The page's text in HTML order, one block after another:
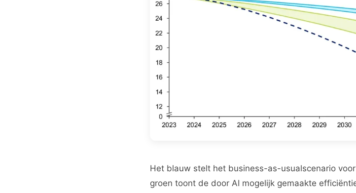
Het blauw stelt het business-as-usualscenario
groen toont de door AI mogelijk gemaakte